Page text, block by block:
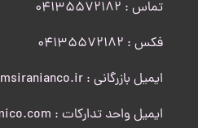
تماس : 04135572182
​​​​​​​فکس : 04135572182
ایمیل بازرگانی : info@pmsiranianco.ir
ایمیل واحد تدارکات : info@psmico.com